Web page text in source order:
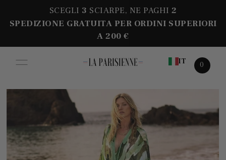
SCEGLI 3 SCIARPE, NE PAGHI 2
SPEDIZIONE GRATUITA PER ORDINI SUPERIORI
A 200 €
IT 0